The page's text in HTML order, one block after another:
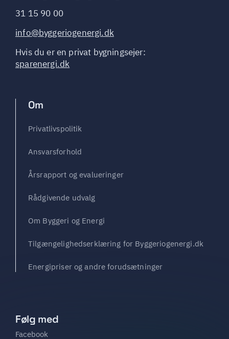
31 15 90 00
info@byggeriogenergi.dk
Hvis du er en privat bygningsejer:
sparenergi.dk
Sidefod
Om
Privatlivspolitik
Ansvarsforhold
Årsrapport og evalueringer
Rådgivende udvalg
Om Byggeri og Energi
Tilgængelighedserklæring for Byggeriogenergi.dk
Energipriser og andre forudsætninger
Følg med
Facebook